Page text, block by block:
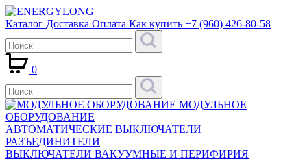
Каталог Доставка Оплата Как купить +7 (960) 426-80-58
0
МОДУЛЬНОЕ
ОБОРУДОВАНИЕ
АВТОМАТИЧЕСКИЕ ВЫКЛЮЧАТЕЛИ
РАЗЪЕДИНИТЕЛИ
ВЫКЛЮЧАТЕЛИ ВАКУУМНЫЕ И ПЕРИФИРИЯ